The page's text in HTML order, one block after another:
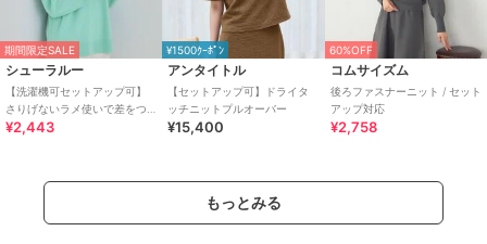
期間限定SALE
シューラルー
【洗濯機可セットアップ可】
さりげないラメ使いで差をつ
ける クルーネックニット
¥2,443
¥1500ｸｰﾎﾟﾝ
アンタイトル
【セットアップ可】ドライタ
ッチニットプルオーバー
¥15,400
60%OFF
コムサイズム
後ろファスナーニット / セット
アップ対応
¥2,758
もっとみる